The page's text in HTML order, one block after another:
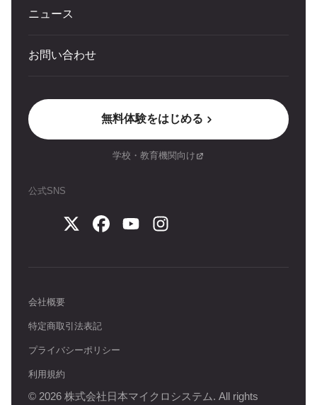
ニュース
お問い合わせ
無料体験をはじめる
学校・教育機関向け
公式SNS
会社概要
特定商取引法表記
プライバシーポリシー
利用規約
© 2026 株式会社日本マイクロシステム. All rights